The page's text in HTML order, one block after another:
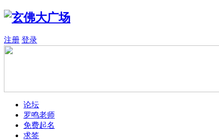
注册 登录
论坛
罗鸣老师
免费起名
求签